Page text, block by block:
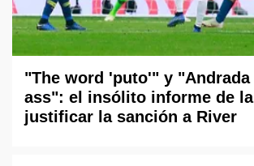
"The word 'puto'" y "Andrada
ass": el insólito informe de la
justificar la sanción a River